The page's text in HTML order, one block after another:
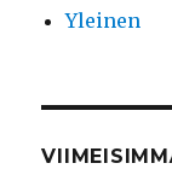
Yleinen